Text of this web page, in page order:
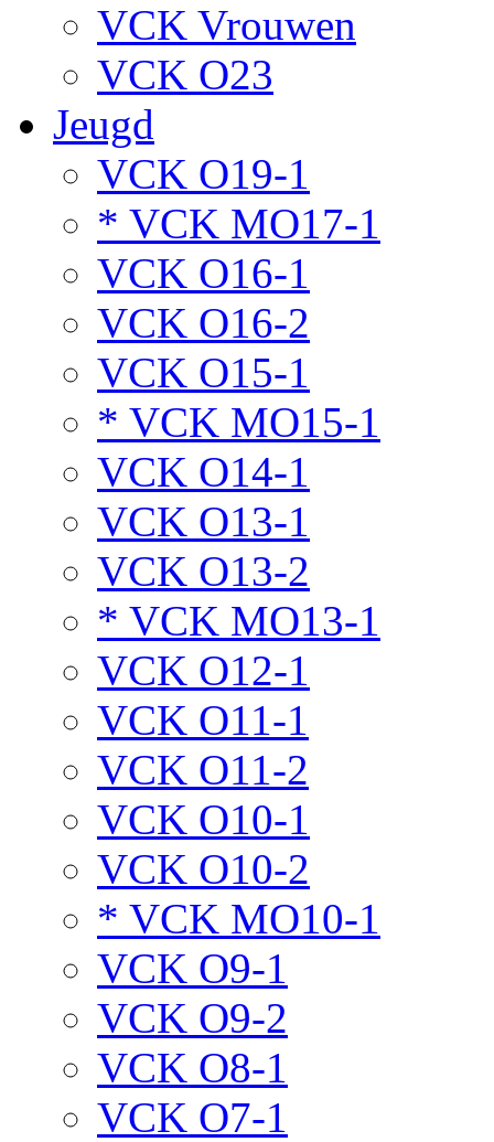
VCK Vrouwen
VCK O23
Jeugd
VCK O19-1
* VCK MO17-1
VCK O16-1
VCK O16-2
VCK O15-1
* VCK MO15-1
VCK O14-1
VCK O13-1
VCK O13-2
* VCK MO13-1
VCK O12-1
VCK O11-1
VCK O11-2
VCK O10-1
VCK O10-2
* VCK MO10-1
VCK O9-1
VCK O9-2
VCK O8-1
VCK O7-1